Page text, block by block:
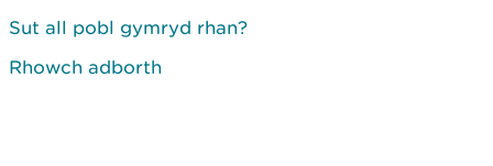
Sut all pobl gymryd rhan?
Rhowch adborth